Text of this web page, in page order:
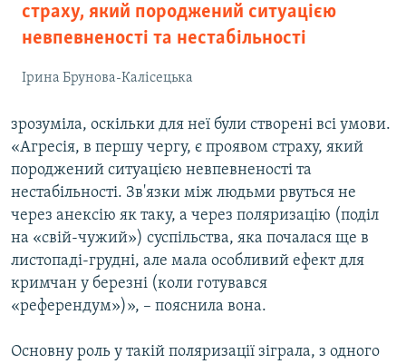
страху, який породжений ситуацією
невпевненості та нестабільності
Ірина Брунова-Калісецька
зрозуміла, оскільки для неї були створені всі умови.
«Агресія, в першу чергу, є проявом страху, який
породжений ситуацією невпевненості та
нестабільності. Зв'язки між людьми рвуться не
через анексію як таку, а через поляризацію (поділ
на «свій-чужий») суспільства, яка почалася ще в
листопаді-грудні, але мала особливий ефект для
кримчан у березні (коли готувався
«референдум»)», – пояснила вона.
Основну роль у такій поляризації зіграла, з одного